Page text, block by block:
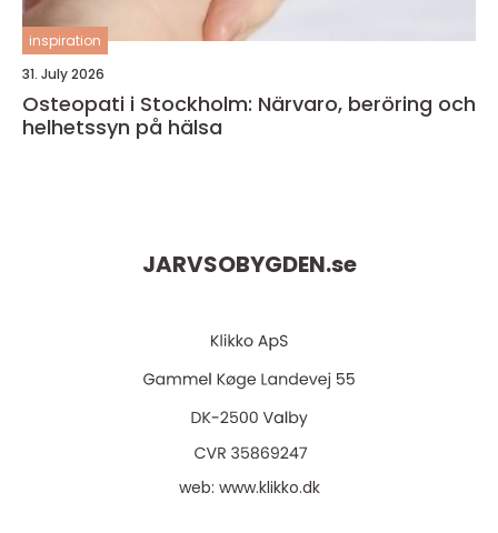
inspiration
31. July 2026
Osteopati i Stockholm: Närvaro, beröring och
helhetssyn på hälsa
JARVSOBYGDEN.se
web: www.klikko.dk